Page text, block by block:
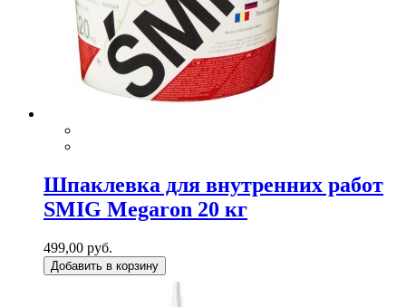
Шпаклевка для внутренних работ
SMIG Megaron 20 кг
499,00 руб.
Добавить в корзину